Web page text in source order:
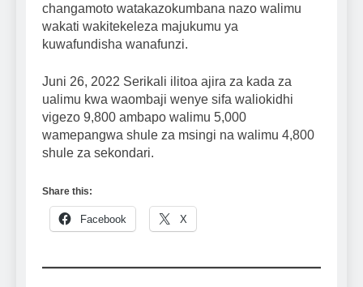
changamoto watakazokumbana nazo walimu
wakati wakitekeleza majukumu ya
kuwafundisha wanafunzi.
Juni 26, 2022 Serikali ilitoa ajira za kada za
ualimu kwa waombaji wenye sifa waliokidhi
vigezo 9,800 ambapo walimu 5,000
wamepangwa shule za msingi na walimu 4,800
shule za sekondari.
Share this:
Facebook X